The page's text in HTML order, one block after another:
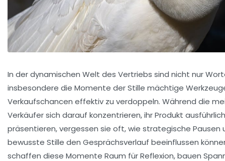
In der dynamischen Welt des Vertriebs sind nicht nur
insbesondere die Momente der Stille mächtige
Verkaufschancen effektiv zu verdoppeln. Während die
Verkäufer sich darauf konzentrieren, ihr Produkt
präsentieren, vergessen sie oft, wie strategische Pausen
bewusste Stille den Gesprächsverlauf beeinflussen
schaffen diese Momente Raum für Reflexion, bauen